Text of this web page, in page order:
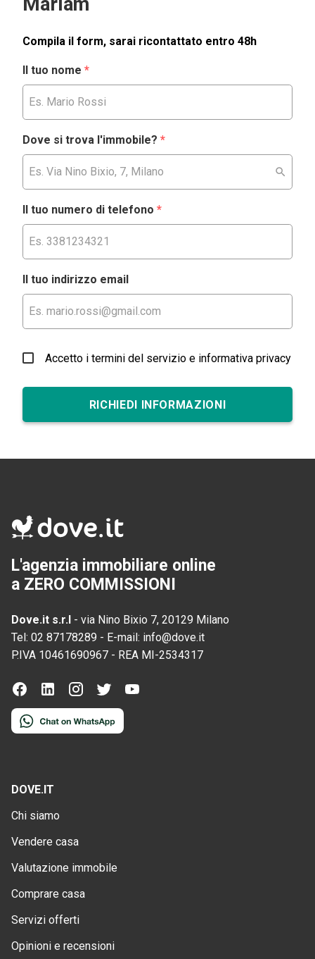
Compila il form, sarai ricontattato entro 48h
Il tuo nome *
Dove si trova l'immobile? *
Il tuo numero di telefono *
Il tuo indirizzo email
Accetto i termini del servizio e informativa privacy
RICHIEDI INFORMAZIONI
L'agenzia immobiliare online
a ZERO COMMISSIONI
Dove.it s.r.l - via Nino Bixio 7, 20129 Milano
Tel: 02 87178289 - E-mail: info@dove.it
P.IVA 10461690967 - REA MI-2534317
DOVE.IT
Chi siamo
Vendere casa
Valutazione immobile
Comprare casa
Servizi offerti
Opinioni e recensioni